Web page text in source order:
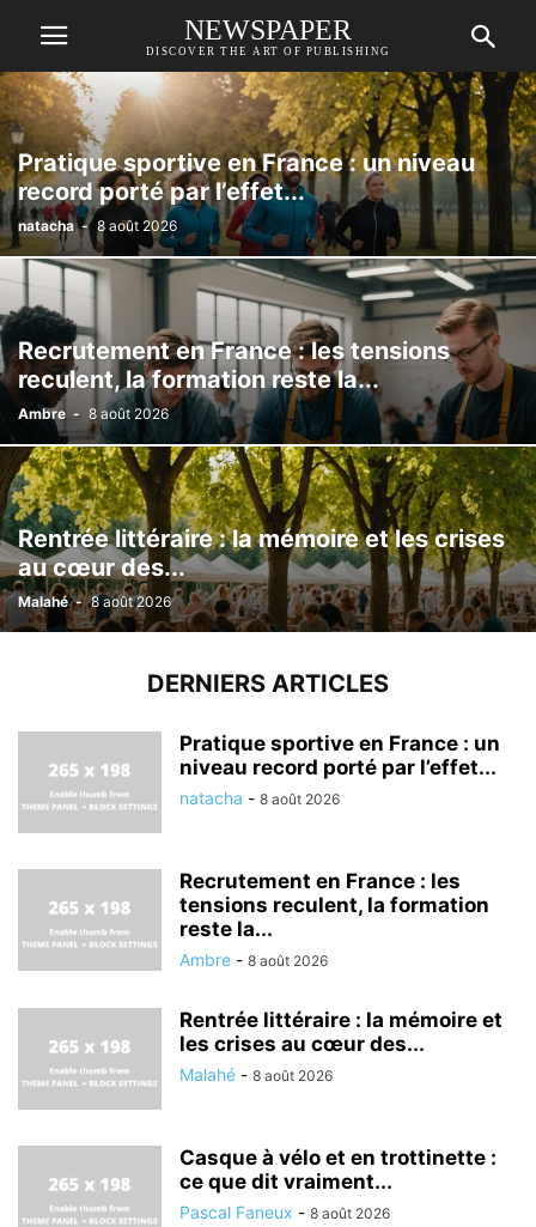
NEWSPAPER
DISCOVER THE ART OF PUBLISHING
Pratique sportive en France : un niveau
record porté par l’effet...
natacha - 8 août 2026
Recrutement en France : les tensions
reculent, la formation reste la...
Ambre - 8 août 2026
Rentrée littéraire : la mémoire et les crises
au cœur des...
Malahé - 8 août 2026
DERNIERS ARTICLES
Pratique sportive en France : un
niveau record porté par l’effet...
natacha - 8 août 2026
Recrutement en France : les
tensions reculent, la formation
reste la...
Ambre - 8 août 2026
Rentrée littéraire : la mémoire et
les crises au cœur des...
Malahé - 8 août 2026
Casque à vélo et en trottinette :
ce que dit vraiment...
Pascal Faneux - 8 août 2026